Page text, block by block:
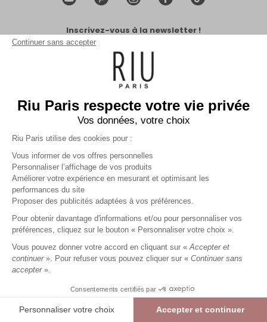
Inscrivez-vous à la newsletter !
VALIDER
MA COMMANDE
MES SERVICES
Continuer sans accepter
Riu Paris respecte votre vie privée
Vos données, votre choix
Riu Paris utilise des cookies pour :
Vous informer de vos offres personnelles
Personnaliser l’affichage de vos produits
Améliorer votre expérience en mesurant et optimisant les
performances du site
Proposer des publicités adaptées à vos préférences.
Pour obtenir davantage d'informations et/ou pour personnaliser vos
préférences, cliquez sur le bouton « Personnaliser votre choix ».
Vous pouvez donner votre accord en cliquant sur « Accepter et
continuer ». Pour refuser vous pouvez cliquer sur « Continuer sans
accepter ».
Consentements certifiés par
Personnaliser votre choix Accepter et continuer